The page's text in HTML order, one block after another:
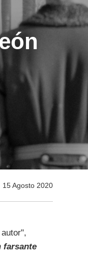
15 Agosto 2020
farsante